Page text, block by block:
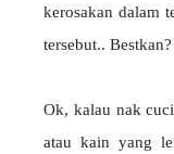
kerosakan dalam
tersebut.. Bestkan?
Ok, kalau nak
atau kain yang